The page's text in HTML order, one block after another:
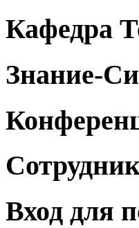
Кафедра
Знание-
Вход для